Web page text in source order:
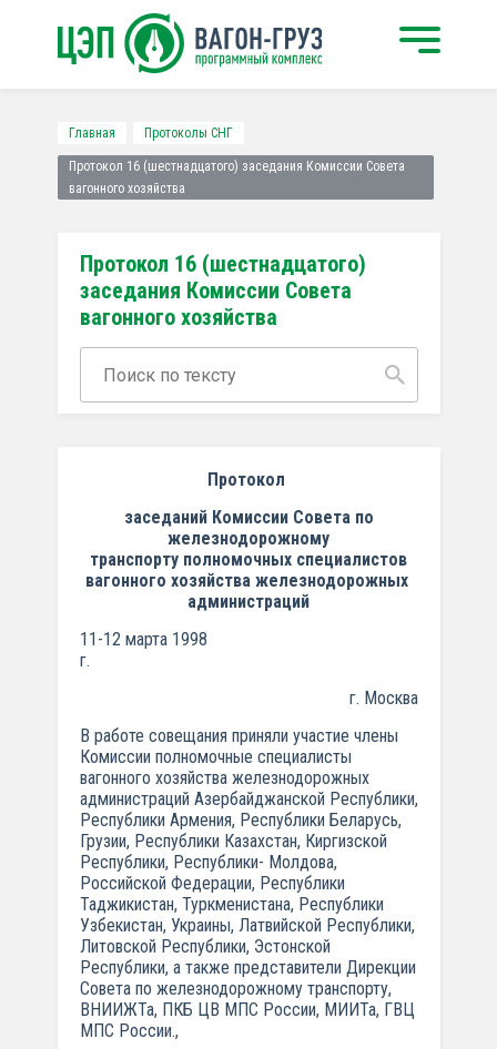
Главная Протоколы СНГ
Протокол 16 (шестнадцатого) заседания Комиссии Совета
вагонного хозяйства
Протокол 16 (шестнадцатого)
заседания Комиссии Совета
вагонного хозяйства
Протокол
заседаний Комиссии Совета по
железнодорожному
транспорту полномочных специалистов
вагонного хозяйства железнодорожных
администраций
11-12 марта 1998
г.
г. Москва
В работе совещания приняли участие члены
Комиссии полномочные специалисты
вагонного хозяйства железнодорожных
администраций Азербайджанской Республики,
Республики Армения, Республики Беларусь,
Грузии, Республики Казахстан, Киргизской
Республики, Республики- Молдова,
Российской Федерации, Республики
Таджикистан, Туркменистана, Республики
Узбекистан, Украины, Латвийской Республики,
Литовской Республики, Эстонской
Республики, а также представители Дирекции
Совета по железнодорожному транспорту,
ВНИИЖТа, ПКБ ЦВ МПС России, МИИТа, ГВЦ
МПС России.,